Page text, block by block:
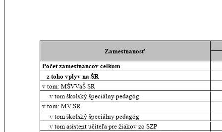
Zamestnanosť
Počet zamestnancov celkom
   z toho vplyv na ŠR
v tom: MŠVVaŠ SR
     v tom školský špeciálny pedagóg
v tom: MV SR
     v tom školský špeciálny pedagóg
     v tom asistent učiteľa pre žiakov zo SZP